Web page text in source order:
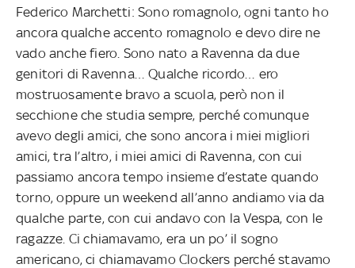
Federico Marchetti: Sono romagnolo, ogni tanto ho
ancora qualche accento romagnolo e devo dire ne
vado anche fiero. Sono nato a Ravenna da due
genitori di Ravenna… Qualche ricordo… ero
mostruosamente bravo a scuola, però non il
secchione che studia sempre, perché comunque
avevo degli amici, che sono ancora i miei migliori
amici, tra l’altro, i miei amici di Ravenna, con cui
passiamo ancora tempo insieme d’estate quando
torno, oppure un weekend all’anno andiamo via da
qualche parte, con cui andavo con la Vespa, con le
ragazze. Ci chiamavamo, era un po’ il sogno
americano, ci chiamavamo Clockers perché stavamo